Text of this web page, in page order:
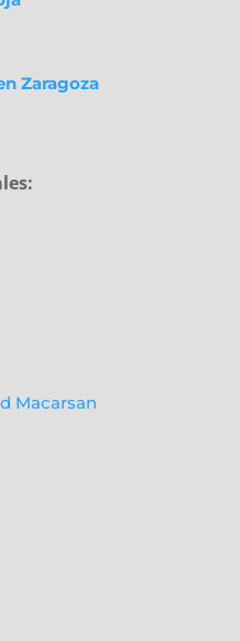
Zaragoza
Macarsan